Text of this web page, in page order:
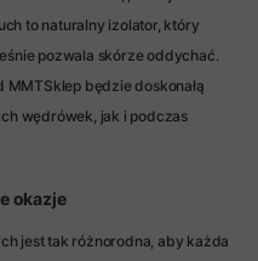
to naturalny izolator, który
pozwala skórze oddychać.
będzie doskonałą
wędrówek, jak i podczas
okazje
jest tak różnorodna, aby każda